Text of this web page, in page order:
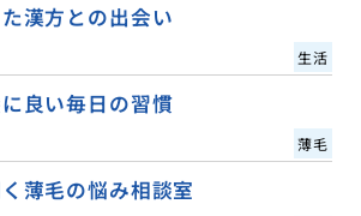
漢方との出会い
生活
良い毎日の習慣
薄毛
薄毛の悩み相談室